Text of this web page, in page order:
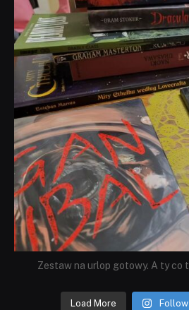
Zestaw na urlop gotowy. A ty co
Load More